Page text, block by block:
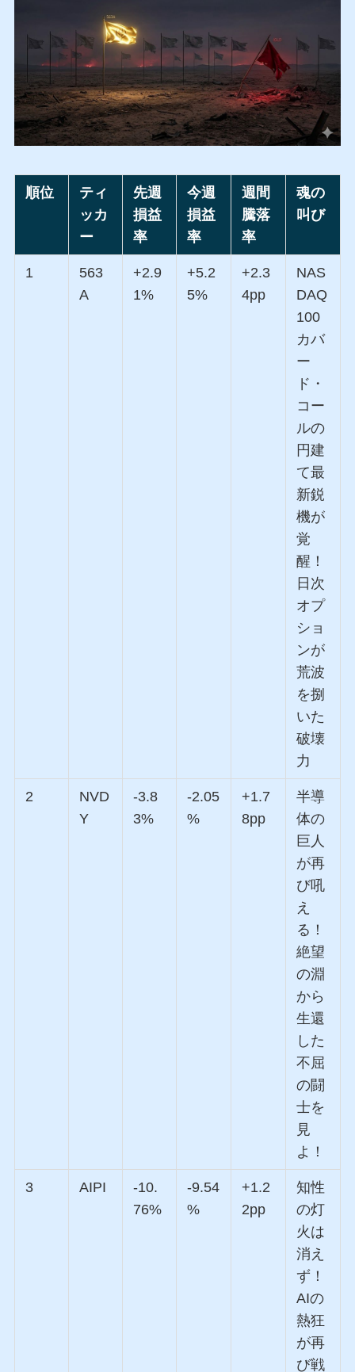
順位
ティ
ッカ
ー
先週
損益
率
今週
損益
率
週間
騰落
率
魂の
叫び
1
563
A
+2.9
1%
+5.2
5%
+2.3
4pp
NAS
DAQ
100
カバ
ー
ド・
コー
ルの
円建
て最
新鋭
機が
覚
醒！
日次
オプ
ショ
ンが
荒波
を捌
いた
破壊
力
2
NVD
Y
-3.8
3%
-2.05
%
+1.7
8pp
半導
体の
巨人
が再
び吼
え
る！
絶望
の淵
から
生還
した
不屈
の闘
士を
見
よ！
3 AIPI
-10.
76%
-9.54
%
+1.2
2pp
知性
の灯
火は
消え
ず！
AIの
熱狂
が再
び戦